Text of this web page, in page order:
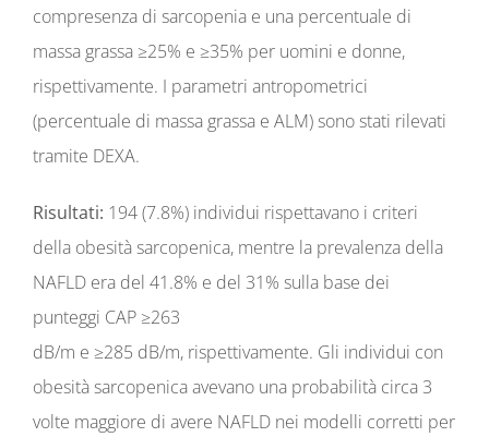
compresenza di sarcopenia e una percentuale di
massa grassa ≥25% e ≥35% per uomini e donne,
rispettivamente. I parametri antropometrici
(percentuale di massa grassa e ALM) sono stati rilevati
tramite DEXA.
Risultati: 194 (7.8%) individui rispettavano i criteri
della obesità sarcopenica, mentre la prevalenza della
NAFLD era del 41.8% e del 31% sulla base dei
punteggi CAP ≥263
dB/m e ≥285 dB/m, rispettivamente. Gli individui con
obesità sarcopenica avevano una probabilità circa 3
volte maggiore di avere NAFLD nei modelli corretti per